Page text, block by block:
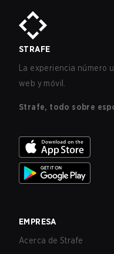
STRAFE
La experiencia número
web y móvil.
Strafe, todo sobre
EMPRESA
Acerca de Strafe